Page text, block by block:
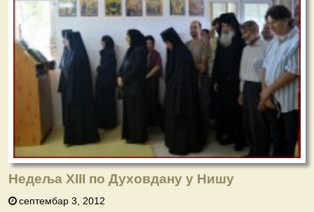
Недеља XIII по Духовдану у Нишу
септембар 3, 2012